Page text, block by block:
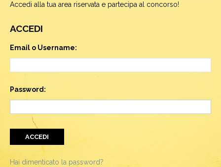
Accedi alla tua area riservata e partecipa al concorso!
ACCEDI
Email o Username:
Password:
Hai dimenticato la password?